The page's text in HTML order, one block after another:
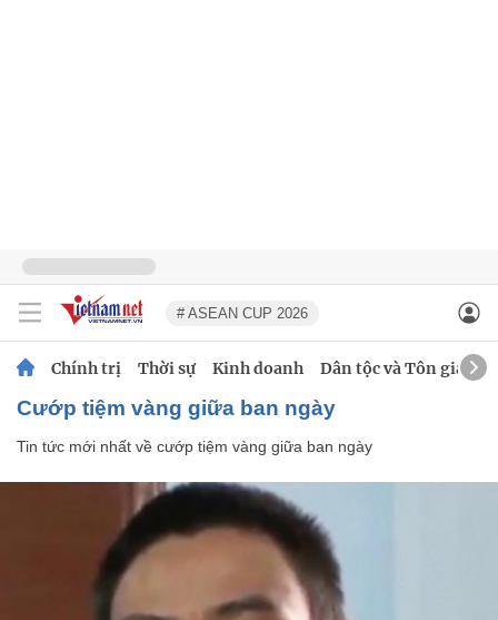
# ASEAN CUP 2026
Chính trị Thời sự Kinh doanh Dân tộc và Tôn giáo
cướp tiệm vàng giữa ban ngày
Tin tức mới nhất về cướp tiệm vàng giữa ban ngày